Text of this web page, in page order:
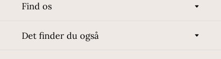
Find os
Det finder du også